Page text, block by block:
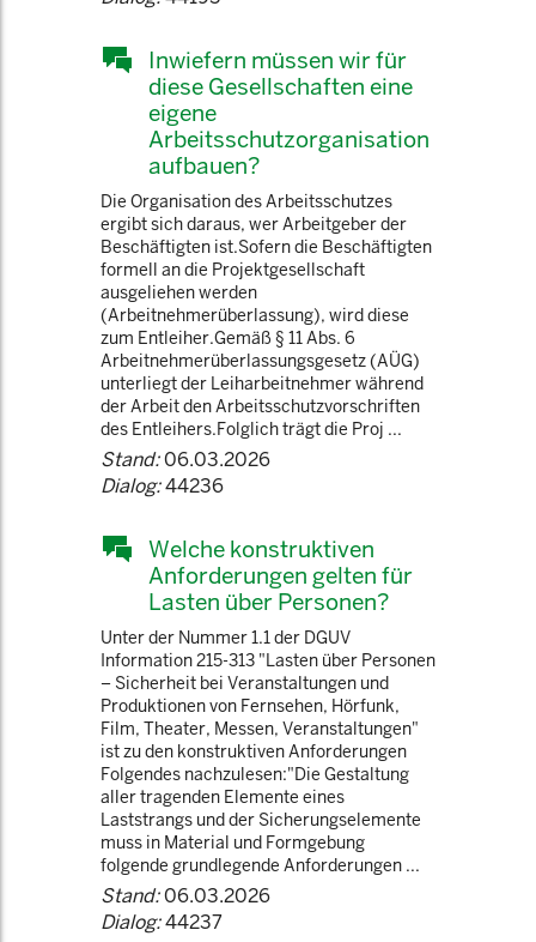
Inwiefern müssen wir für
diese Gesellschaften eine
eigene
Arbeitsschutzorganisation
aufbauen?
Die Organisation des Arbeitsschutzes
ergibt sich daraus, wer Arbeitgeber der
Beschäftigten ist.Sofern die Beschäftigten
formell an die Projektgesellschaft
ausgeliehen werden
(Arbeitnehmerüberlassung), wird diese
zum Entleiher.Gemäß § 11 Abs. 6
Arbeitnehmerüberlassungsgesetz (AÜG)
unterliegt der Leiharbeitnehmer während
der Arbeit den Arbeitsschutzvorschriften
des Entleihers.Folglich trägt die Proj ...
Stand:06.03.2026
Dialog:44236
Welche konstruktiven
Anforderungen gelten für
Lasten über Personen?
Unter der Nummer 1.1 der DGUV
Information 215-313 "Lasten über Personen
– Sicherheit bei Veranstaltungen und
Produktionen von Fernsehen, Hörfunk,
Film, Theater, Messen, Veranstaltungen"
ist zu den konstruktiven Anforderungen
Folgendes nachzulesen:"Die Gestaltung
aller tragenden Elemente eines
Laststrangs und der Sicherungselemente
muss in Material und Formgebung
folgende grundlegende Anforderungen ...
Stand:06.03.2026
Dialog:44237